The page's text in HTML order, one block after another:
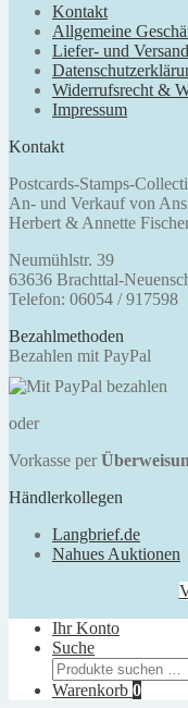
Kontakt
Allgemeine
Liefer- und
Widerrufsrecht &
Impressum
Kontakt
Postcards-Stamps-
An- und Verkauf von
Herbert & Annette
Neumühlstr. 39
63636 Brachttal-
Telefon: 06054 / 917598
Bezahlmethoden
Bezahlen mit PayPal
oder
Vorkasse per
Händlerkollegen
Langbrief.de
Nahues Auktionen
Ihr Konto
Suche
Suchen
nach:
Warenkorb 0